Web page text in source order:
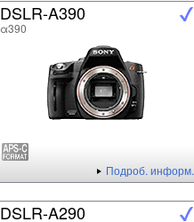
DSLR-A390
α390
Подроб. информ.
DSLR-A290